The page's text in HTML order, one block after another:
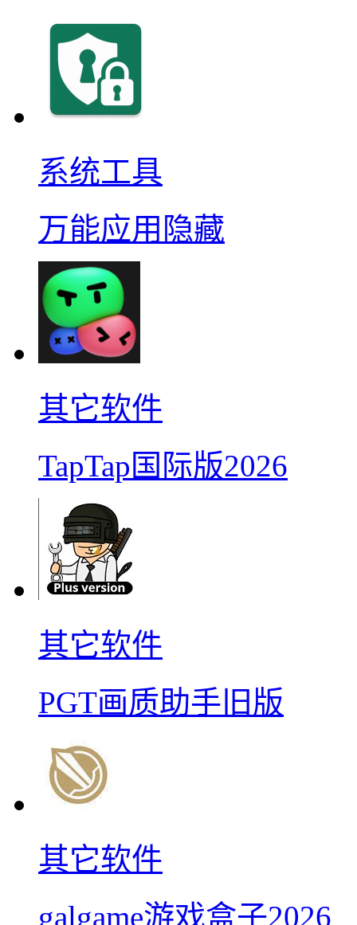
系统工具
万能应用隐藏
其它软件
TapTap国际版2026
其它软件
PGT画质助手旧版
其它软件
galgame游戏盒子2026